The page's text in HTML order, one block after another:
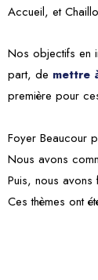
Accueil, et
Nos objectifs en
part, de mettre
première pour
Foyer Beaucour
Nous avons
Puis, nous
Ces thèmes ont